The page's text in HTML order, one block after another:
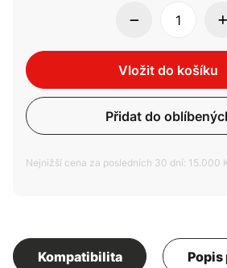
Vložit do košíku
Přidat do
Nejnižší cena za posledních 30 dní: 15.000
Kompatibilita